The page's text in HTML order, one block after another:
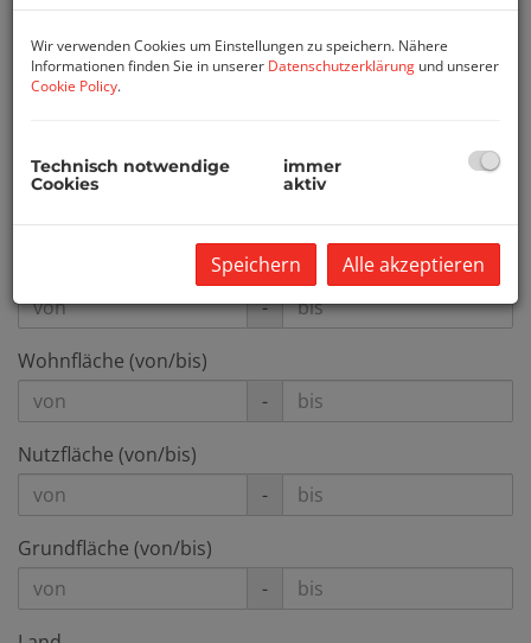
Objektart
Preis
-
Wohnfläche (von/bis)
-
Nutzfläche (von/bis)
-
Grundfläche (von/bis)
-
Wir verwenden Cookies um Einstellungen zu speichern. Nähere
Informationen finden Sie in unserer Datenschutzerklärung und unserer
Cookie Policy.
Technisch notwendige
Cookies
immer
aktiv
Speichern Alle akzeptieren